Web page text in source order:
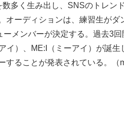
多く生み出し、SNSのトレン
オーディションは、練習生が
メンバーが決定する。過去3
イ）、ME:I（ミーアイ）が誕
ることが発表されている。（